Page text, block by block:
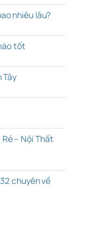
nhiêu lâu?
tốt
Tây
– Nội Thất
chuyên về